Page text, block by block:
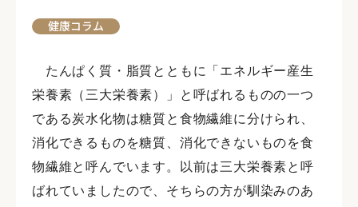
健康コラム
たんぱく質・脂質とともに「エネルギー産生
栄養素（三大栄養素）」と呼ばれるものの一つ
である炭水化物は糖質と食物繊維に分けられ、
消化できるものを糖質、消化できないものを食
物繊維と呼んでいます。以前は三大栄養素と呼
ばれていましたので、そちらの方が馴染みのあ